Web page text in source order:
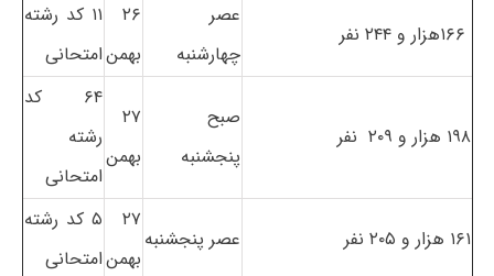
عصر
چهارشنبه
۲۶
بهمن
۱۱ کد رشته
امتحانی
۱۹۸ هزار و ۲۰۹ نفر
صبح
پنجشنبه
۲۷
بهمن
۶۴ کد
رشته
امتحانی
۱۶۱ هزار و ۲۰۵ نفر عصر پنجشنبه
۲۷
بهمن
۵ کد رشته
امتحانی